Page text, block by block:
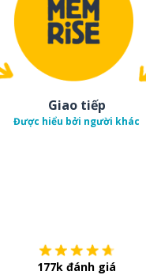
Giao tiếp
Được hiểu bởi người khác
177k đánh giá